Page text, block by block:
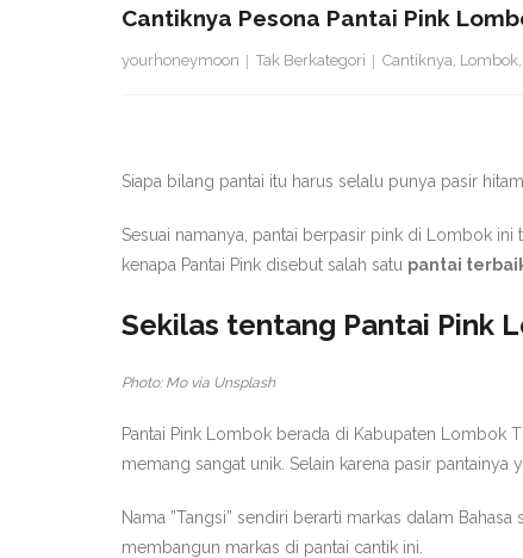
Cantiknya Pesona Pantai Pink
yourhoneymoon Tak Berkategori Cantiknya, Lombok,
Siapa bilang pantai itu harus selalu punya pasir
Sesuai namanya, pantai berpasir pink di Lombok ini
kenapa Pantai Pink disebut salah satu pantai
Sekilas tentang Pantai Pink
Photo: Mo via Unsplash
Pantai Pink Lombok berada di Kabupaten Lombok
memang sangat unik. Selain karena pasir
Nama ”Tangsi” sendiri berarti markas dalam
membangun markas di pantai cantik ini.